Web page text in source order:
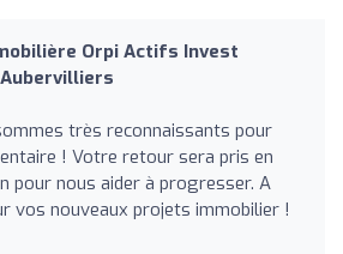
Orpi Actifs Invest
très reconnaissants pour
! Votre retour sera pris en
pour nous aider à progresser. A
vos nouveaux projets immobilier !